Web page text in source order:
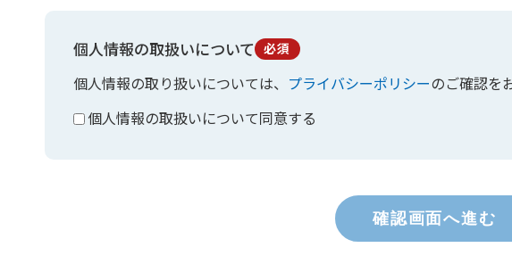
個人情報の取扱いについて 必須
個人情報の取り扱いについては、 プライバシーポリシーのご確認を
個人情報の取扱いについて同意する
確認画面へ進む